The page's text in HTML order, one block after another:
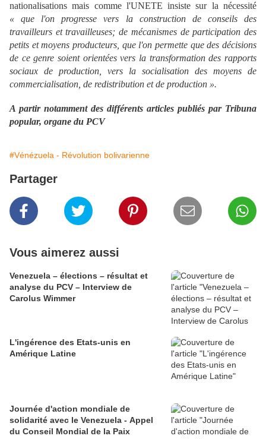
nationalisations mais comme l'UNETE insiste sur la nécessité
«que l'on progresse vers la construction de conseils des
travailleurs et travailleuses; de mécanismes de participation des
petits et moyens producteurs, que l'on permette que des décisions
de ce genre soient orientées vers la transformation des rapports
sociaux de production, vers la socialisation des moyens de
commercialisation, de redistribution et de production ».
A partir notamment des différents articles publiés par Tribuna
popular, organe du PCV
#Vénézuela - Révolution bolivarienne
Partager
Vous aimerez aussi
Venezuela – élections – résultat et
analyse du PCV – Interview de
Carolus Wimmer
L'ingérence des Etats-unis en
Amérique Latine
Journée d'action mondiale de
solidarité avec le Venezuela - Appel
du Conseil Mondial de la Paix